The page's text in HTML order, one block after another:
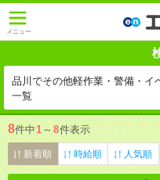
メニュー
品川でその他軽作業・警備・イ
一覧
8件中1 ～ 8件表示
新着順 時給順 人気順